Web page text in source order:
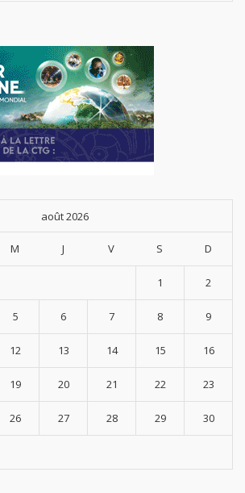
août 2026
M J V S D
1 2
5 6 7 8 9
12 13 14 15 16
19 20 21 22 23
26 27 28 29 30